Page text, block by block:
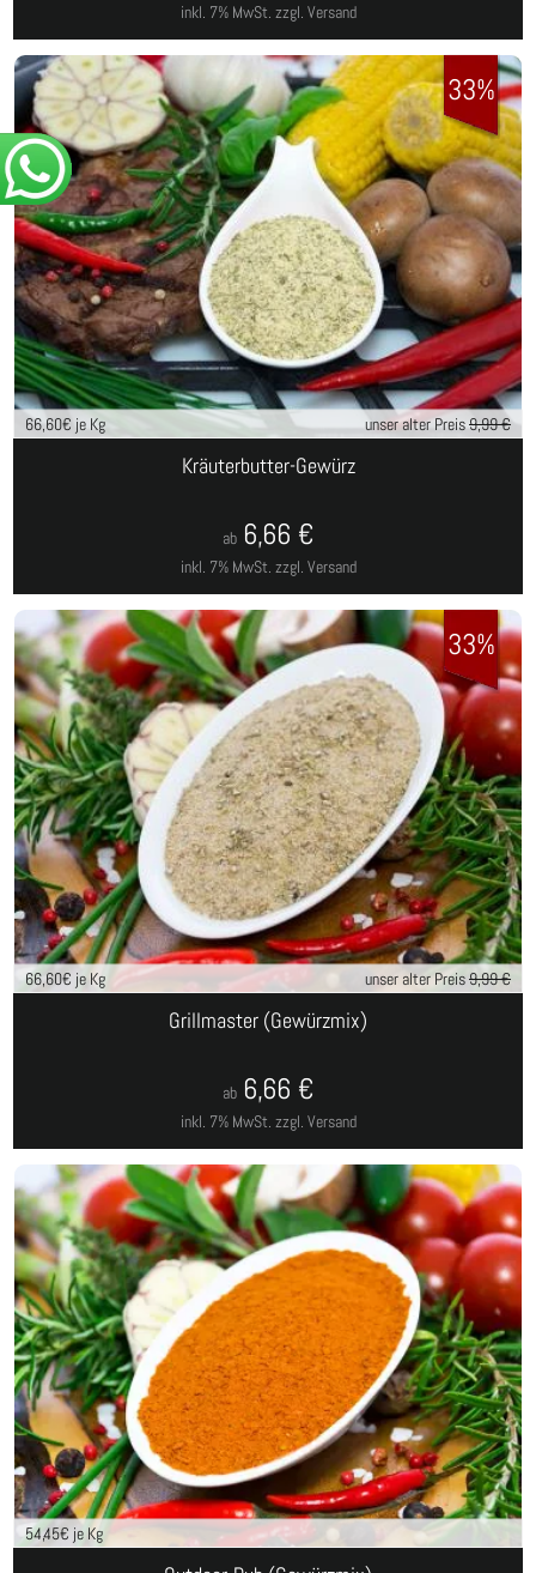
inkl. 7% MwSt. zzgl. Versand
66,60€ je Kg unser alter Preis9,99 €
Kräuterbutter-Gewürz
inkl. 7% MwSt. zzgl. Versand
ab 6,66 €
33%
66,60€ je Kg unser alter Preis9,99 €
Grillmaster (Gewürzmix)
inkl. 7% MwSt. zzgl. Versand
ab 6,66 €
33%
54,45€ je Kg